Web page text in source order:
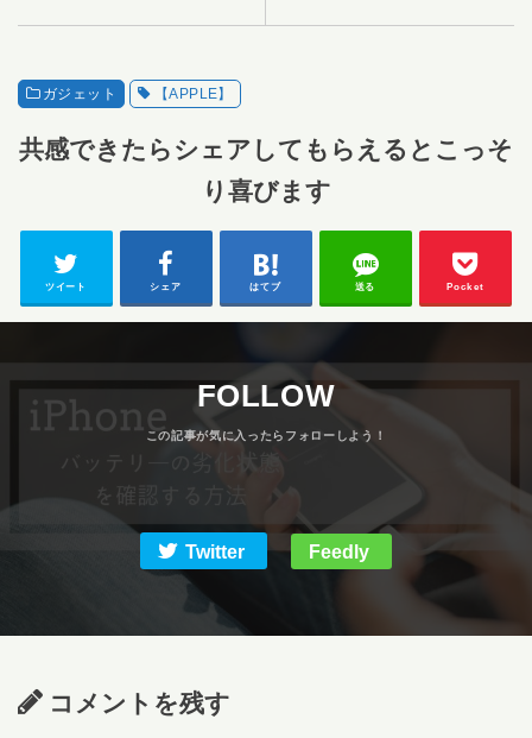
ガジェット 【APPLE】
共感できたらシェアしてもらえるとこっそ
り喜びます
ツイート シェア はてブ 送る Pocket
FOLLOW
Twitter Feedly
コメントを残す